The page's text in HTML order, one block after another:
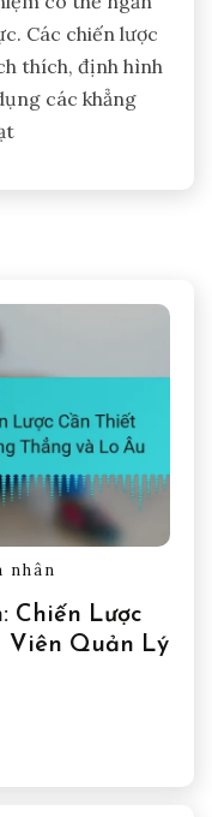
nguy cơ kiệt
giúp ngăn
có thể ngăn
Các chiến lược
các khẳng
nhân